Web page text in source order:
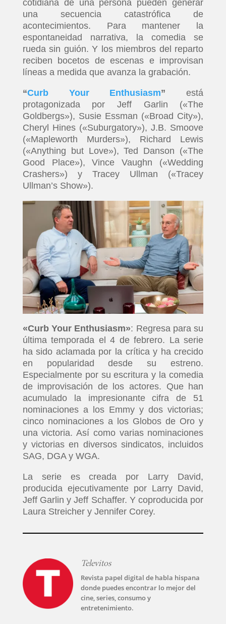
INICIO
PELICULAS
cotidiana de una persona pueden generar
una secuencia catastrófica de
acontecimientos. Para mantener la
espontaneidad narrativa, la comedia se
rueda sin guión. Y los miembros del reparto
reciben bocetos de escenas e improvisan
líneas a medida que avanza la grabación.
“Curb Your Enthusiasm” está
protagonizada por Jeff Garlin («The
Goldbergs»), Susie Essman («Broad City»),
Cheryl Hines («Suburgatory»), J.B. Smoove
(«Mapleworth Murders»), Richard Lewis
(«Anything but Love»), Ted Danson («The
Good Place»), Vince Vaughn («Wedding
Crashers») y Tracey Ullman («Tracey
Ullman’s Show»).
«Curb Your Enthusiasm»: Regresa para su
última temporada el 4 de febrero. La serie
ha sido aclamada por la crítica y ha crecido
en popularidad desde su estreno.
Especialmente por su escritura y la comedia
de improvisación de los actores. Que han
acumulado la impresionante cifra de 51
nominaciones a los Emmy y dos victorias;
cinco nominaciones a los Globos de Oro y
una victoria. Así como varias nominaciones
y victorias en diversos sindicatos, incluidos
SAG, DGA y WGA.
La serie es creada por Larry David,
producida ejecutivamente por Larry David,
Jeff Garlin y Jeff Schaffer. Y coproducida por
Laura Streicher y Jennifer Corey.
Televitos
Revista papel digital de habla hispana
donde puedes encontrar lo mejor del
cine, series, consumo y
entretenimiento.